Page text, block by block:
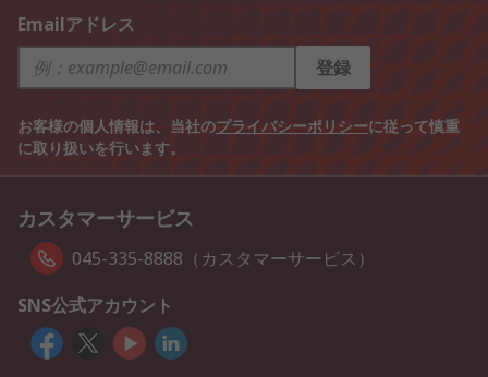
Emailアドレス
登録
お客様の個人情報は、当社のプライバシーポリシーに従って慎重
に取り扱いを行います。
カスタマーサービス
045-335-8888（カスタマーサービス）
SNS公式アカウント